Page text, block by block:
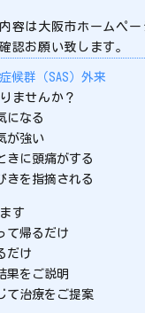
容は大阪市ホームペ
認お願い致します。
候群（SAS）外来
ませんか？
になる
が強い
きに頭痛がする
きを指摘される
す
て帰るだけ
だけ
果をご説明
て治療をご提案